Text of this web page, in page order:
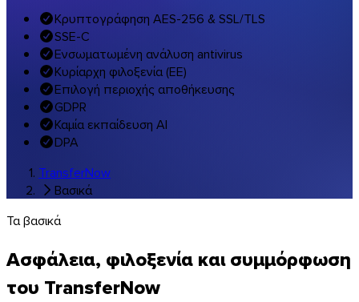
Μουσική & στούντιο
Όλες οι λύσεις ανά κλάδο
Μεταφορές με την επωνυμία σας
Λογισμικά
Κρυπτογράφηση AES-256 & SSL/TLS
SSE-C
Ενσωματωμένη ανάλυση antivirus
Κυρίαρχη φιλοξενία (ΕΕ)
Επιλογή περιοχής αποθήκευσης
GDPR
Καμία εκπαίδευση AI
DPA
TransferNow
Βασικά
Τα βασικά
Ασφάλεια, φιλοξενία και συμμόρφωση
του TransferNow